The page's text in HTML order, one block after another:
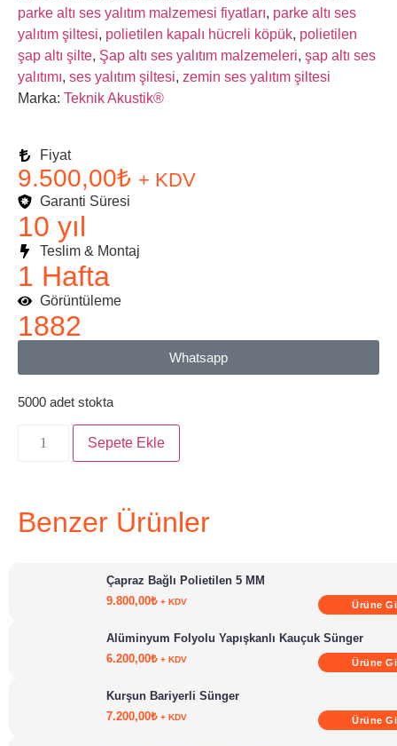
parke altı ses yalıtım malzemesi fiyatları, parke altı ses
yalıtım şiltesi, polietilen kapalı hücreli köpük, polietilen
şap altı şilte, Şap altı ses yalıtım malzemeleri, şap altı ses
yalıtımı, ses yalıtım şiltesi, zemin ses yalıtım şiltesi
Marka: Teknik Akustik®
Fiyat
9.500,00₺ + KDV
Garanti Süresi
10 yıl
Teslim & Montaj
1 Hafta
Görüntüleme
1882
Whatsapp
5000 adet stokta
Sepete Ekle
Benzer Ürünler
Çapraz Bağlı Polietilen 5 MM
9.800,00₺ + KDV Ürüne
Alüminyum Folyolu Yapışkanlı Kauçuk Sünger
6.200,00₺ + KDV Ürüne
Kurşun Bariyerli Sünger
7.200,00₺ + KDV Ürüne